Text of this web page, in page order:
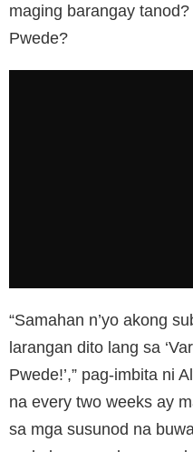
maging barangay
Pwede?
“Samahan n’yo akong
larangan dito lang sa
Pwede!’,” pag-imbita ni
na every two weeks ay
sa mga susunod na